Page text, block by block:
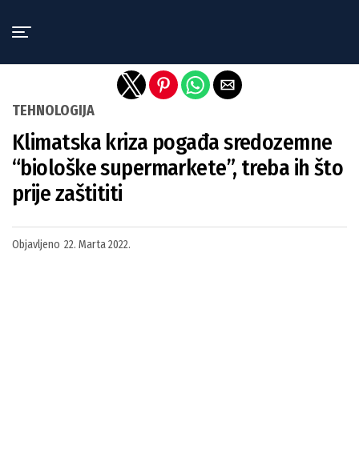
TEHNOLOGIJA
Klimatska kriza pogađa sredozemne
“biološke supermarkete”, treba ih što
prije zaštititi
Objavljeno 22. Marta 2022.